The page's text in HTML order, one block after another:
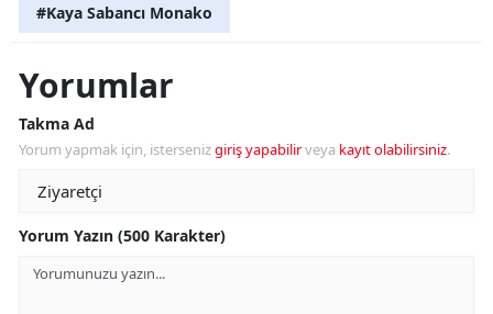
#Kaya Sabancı Monako
Yorumlar
Takma Ad
Yorum yapmak için, istersenizgiriş yapabilirveya kayıt olabilirsiniz.
Yorum Yazın (500 Karakter)